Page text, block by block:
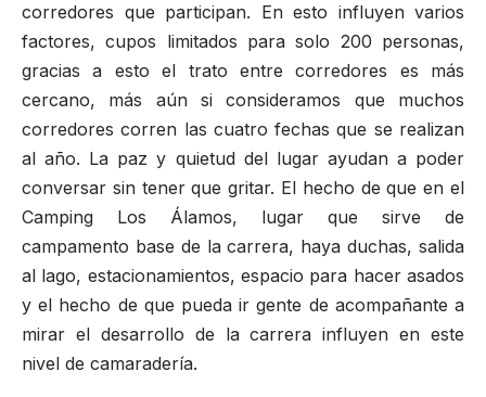
corredores que participan. En esto influyen varios
factores, cupos limitados para solo 200 personas,
gracias a esto el trato entre corredores es más
cercano, más aún si consideramos que muchos
corredores corren las cuatro fechas que se realizan
al año. La paz y quietud del lugar ayudan a poder
conversar sin tener que gritar. El hecho de que en el
Camping Los Álamos, lugar que sirve de
campamento base de la carrera, haya duchas, salida
al lago, estacionamientos, espacio para hacer asados
y el hecho de que pueda ir gente de acompañante a
mirar el desarrollo de la carrera influyen en este
nivel de camaradería.